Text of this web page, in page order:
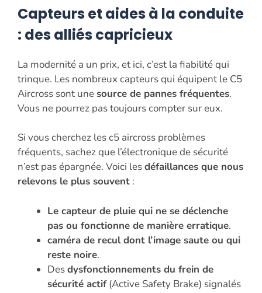
Capteurs et aides à la conduite
: des alliés capricieux
La modernité a un prix, et ici, c’est la fiabilité qui
trinque. Les nombreux capteurs qui équipent le C5
Aircross sont unesource de pannes fréquentes.
Vous ne pourrez pas toujours compter sur eux.
Si vous cherchez les c5 aircross problèmes
fréquents, sachez que l’électronique de sécurité
n’est pas épargnée. Voici lesdéfaillances que nous
relevons le plus souvent :
Le capteur de pluie qui ne se déclenche
pas ou fonctionne de manière erratique.
caméra de recul dont l’image saute ou qui
reste noire.
Desdysfonctionnements du frein de
sécurité actif(Active Safety Brake) signalés